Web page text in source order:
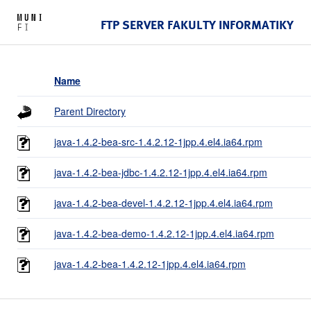
FTP SERVER FAKULTY INFORMATIKY
Name
Parent Directory
java-1.4.2-bea-src-1.4.2.12-1jpp.4.el4.ia64.rpm
java-1.4.2-bea-jdbc-1.4.2.12-1jpp.4.el4.ia64.rpm
java-1.4.2-bea-devel-1.4.2.12-1jpp.4.el4.ia64.rpm
java-1.4.2-bea-demo-1.4.2.12-1jpp.4.el4.ia64.rpm
java-1.4.2-bea-1.4.2.12-1jpp.4.el4.ia64.rpm